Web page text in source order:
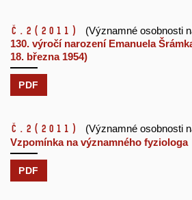
č.2 (2011)
(Významné osobnosti
130. výročí narození Emanuela
18. března 1954)
PDF
č.2 (2011)
(Významné osobnosti
Vzpomínka na významného fyziologa
PDF